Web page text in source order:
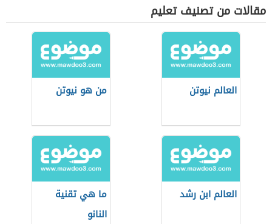
مقالات من تصنيف تعليم
العالم نيوتن من هو نيوتن
العالم ابن رشد
ما هي تقنية
النانو